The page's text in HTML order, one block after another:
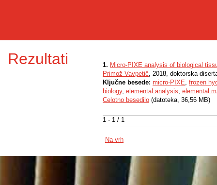
Rezultati
1 - 1 / 1
1. Micro-PIXE analysis of biological
Primož Vavpetič, 2018, doktorska
Ključne besede: micro-PIXE, frozen
biology, elemental analysis, elemental
Celotno besedilo (datoteka, 36,56 MB)
Na vrh